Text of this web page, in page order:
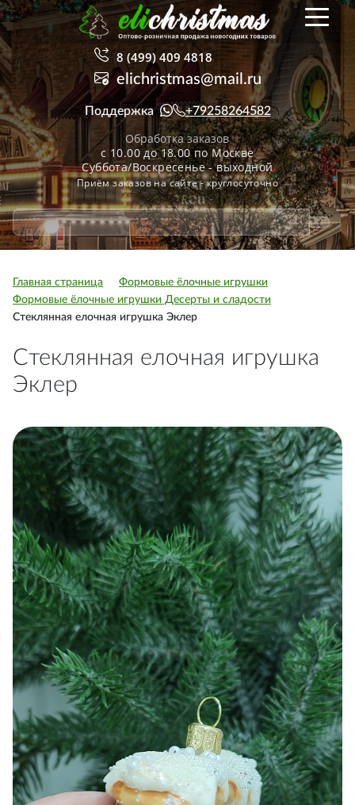
8 (499) 409 4818
elichristmas@mail.ru
Поддержка +79258264582
Обработка заказов
с 10.00 до 18.00 по Москве
Суббота/Воскресенье - выходной
Приём заказов на сайте - круглосуточно
Главная страница
Формовые ёлочные игрушки
Формовые ёлочные игрушки Десерты и сладости
Стеклянная елочная игрушка Эклер
Стеклянная елочная игрушка
Эклер